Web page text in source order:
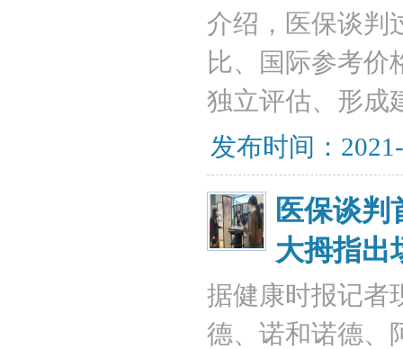
介绍，医保谈判
比、国际参考价
独立评估、形成
发布时间：
医保谈判
大拇指出
据健康时报记者
德、诺和诺德、